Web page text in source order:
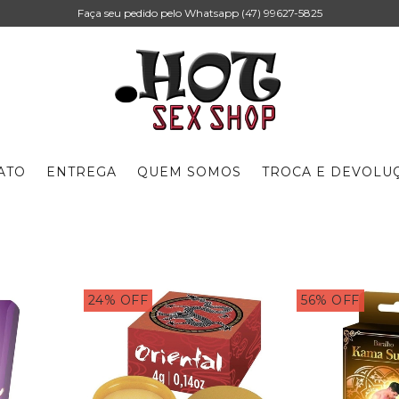
Faça seu pedido pelo Whatsapp (47) 99627-5825
ENTREGA QUEM SOMOS TROCA E
24% OFF 56% OFF